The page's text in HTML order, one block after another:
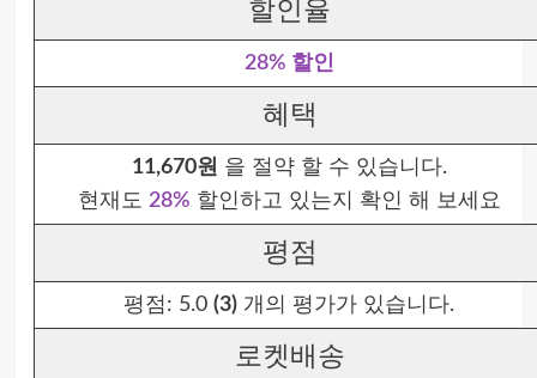
할인율
28% 할인
혜택
11,670원 을 절약 할 수 있습니다.
현재도 28% 할인하고 있는지 확인 해 보세요
평점
평점: 5.0 (3) 개의 평가가 있습니다.
로켓배송